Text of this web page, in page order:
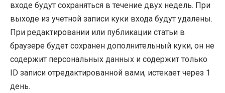
входе будут сохраняться в течение двух недель. При
выходе из учетной записи куки входа будут удалены.
При редактировании или публикации статьи в
браузере будет сохранен дополнительный куки, он не
содержит персональных данных и содержит только
ID записи отредактированной вами, истекает через 1
день.